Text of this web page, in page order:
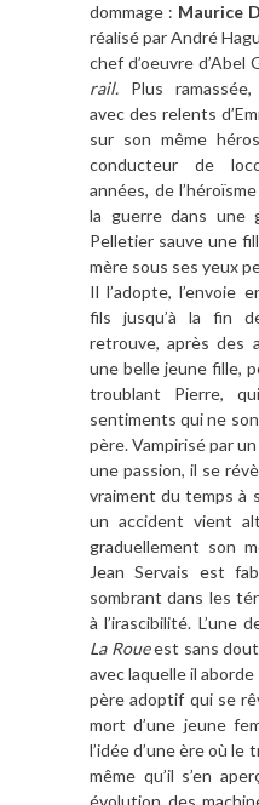
dommage : Maurice
réalisé par André
chef d’oeuvre d’Abel
rail. Plus
avec des relents
sur son même
conducteur de
années, de
la guerre dans une
Pelletier sauve une
mère sous ses yeux
Il l’adopte, l’envoie
fils jusqu’à la fin
retrouve, après des
une belle jeune fille,
troublant Pierre,
sentiments qui ne
père. Vampirisé par
une passion, il se
vraiment du temps à
un accident vient
graduellement son
Jean Servais est
sombrant dans les
à l’irascibilité. L’une
La Roueest sans
avec laquelle il
père adoptif qui se
mort d’une jeune
l’idée d’une ère où le
même qu’il s’en